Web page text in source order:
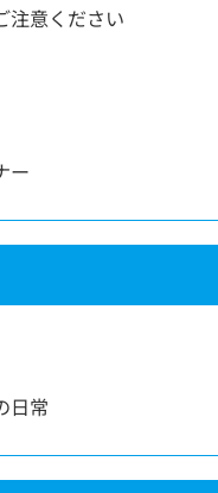
注意ください
ー
日常